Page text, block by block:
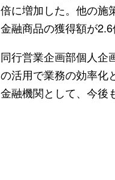
倍に増加した。他の施
金融商品の獲得額が
同行営業企画部個人企
の活用で業務の効率化
金融機関として、今後